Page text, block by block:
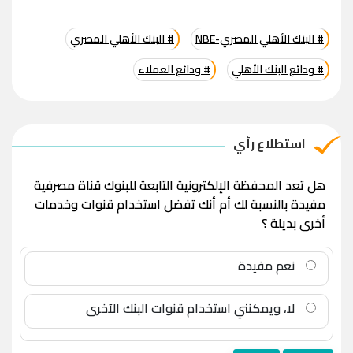
# البنك الأهلي المصري-NBE
# البنك الأهلي المصري
# ودائع البنك الأهلي
# ودائع العملاء
استطلاع رأي
هل تعد المحفظة الإلكترونية التابعة للبنوك قناة مصرفية
مفيدة بالنسبة لك أم أنك تفضل استخدام قنوات وخدمات
أخرى بديلة ؟
نعم مفيدة
لا، ويمكنني استخدام قنوات البنك الآخرى